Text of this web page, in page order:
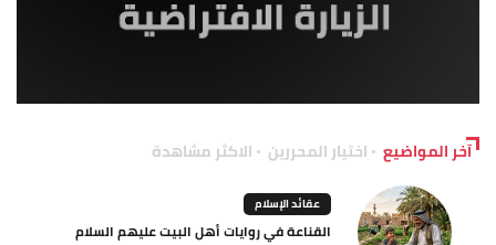
آخر المواضيع اختيار المحررين الاكثر مشاهدة
عقائد الإسلام
القناعة في روايات أهل البيت عليهم السلام